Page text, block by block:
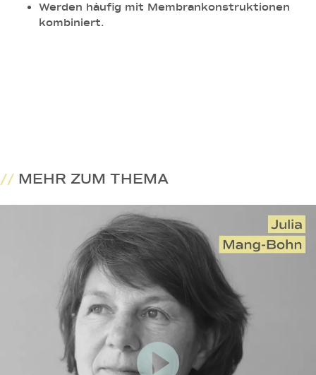
Werden häufig mit Membrankonstruktionen
kombiniert.
// MEHR ZUM THEMA